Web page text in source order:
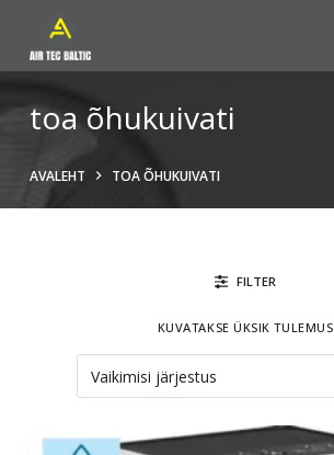
k
i
p
o
toa õhukuivati
AVALEHT TOA ÕHUKUIVATI
FILTER
KUVATAKSE ÜKSIK TULEMUS